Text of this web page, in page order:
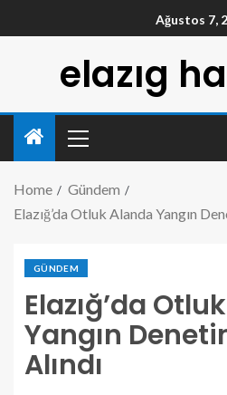
Ağustos 7,
elazıg
Home
Gündem
Elazığ’da Otluk Alanda Yangın
GÜNDEM
Elazığ’da
Yangın
Alındı